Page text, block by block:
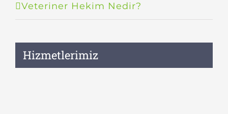
Veteriner Hekim Nedir?
Hizmetlerimiz